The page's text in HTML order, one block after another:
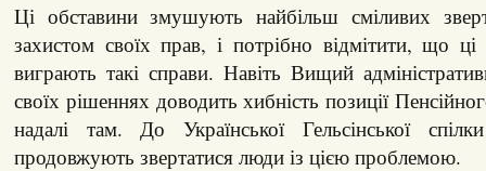
Ці обставини змушують найбільш сміливих
захистом своїх прав, і потрібно відмітити, що
виграють такі справи. Навіть Вищий
своїх рішеннях доводить хибність позиції
надалі там. До Української Гельсінської
продовжують звертатися люди із цією проблемою.